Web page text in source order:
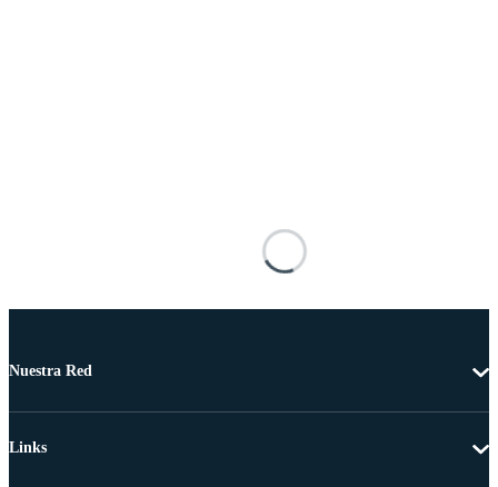
Nuestra Red
Links